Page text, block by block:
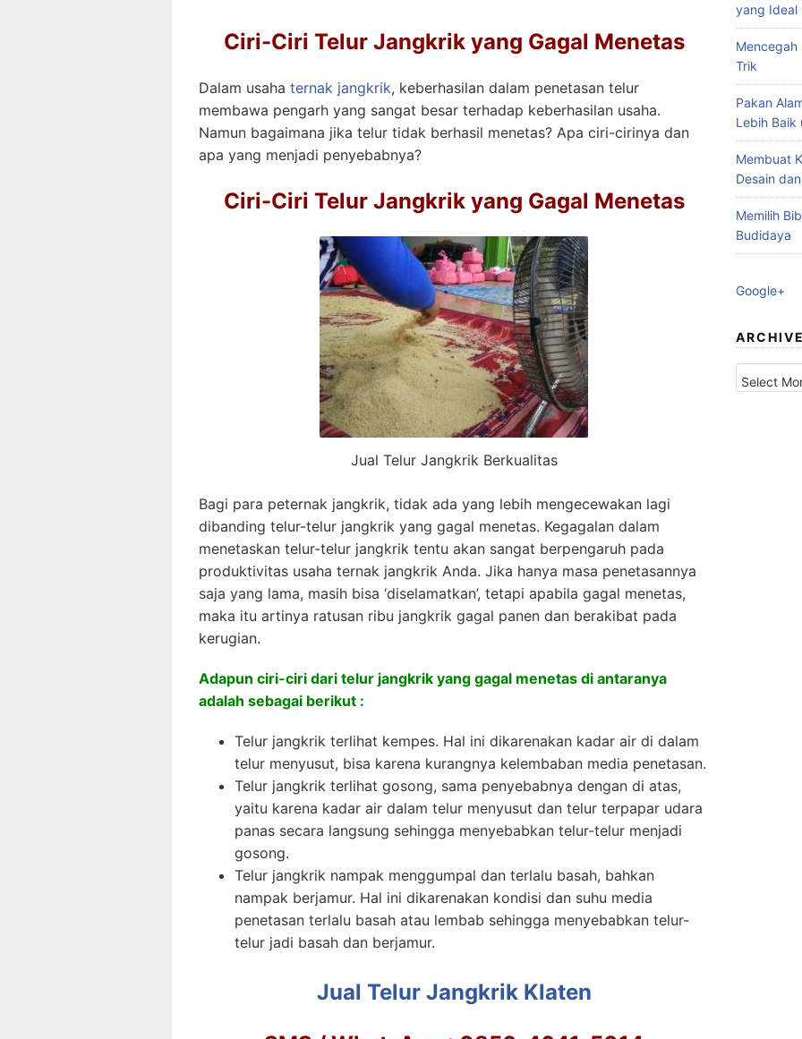
Ciri-Ciri Telur Jangkrik yang Gagal Menetas
Dalam usaha ternak jangkrik, keberhasilan dalam penetasan telur
membawa pengarh yang sangat besar terhadap keberhasilan usaha.
Namun bagaimana jika telur tidak berhasil menetas? Apa ciri-cirinya dan
apa yang menjadi penyebabnya?
Ciri-Ciri Telur Jangkrik yang Gagal Menetas
Jual Telur Jangkrik Berkualitas
Bagi para peternak jangkrik, tidak ada yang lebih mengecewakan lagi
dibanding telur-telur jangkrik yang gagal menetas. Kegagalan dalam
menetaskan telur-telur jangkrik tentu akan sangat berpengaruh pada
produktivitas usaha ternak jangkrik Anda. Jika hanya masa penetasannya
saja yang lama, masih bisa ‘diselamatkan’, tetapi apabila gagal menetas,
maka itu artinya ratusan ribu jangkrik gagal panen dan berakibat pada
kerugian.
Adapun ciri-ciri dari telur jangkrik yang gagal menetas di antaranya
adalah sebagai berikut :
Telur jangkrik terlihat kempes. Hal ini dikarenakan kadar air di dalam
telur menyusut, bisa karena kurangnya kelembaban media penetasan.
Telur jangkrik terlihat gosong, sama penyebabnya dengan di atas,
yaitu karena kadar air dalam telur menyusut dan telur terpapar udara
panas secara langsung sehingga menyebabkan telur-telur menjadi
gosong.
Telur jangkrik nampak menggumpal dan terlalu basah, bahkan
nampak berjamur. Hal ini dikarenakan kondisi dan suhu media
penetasan terlalu basah atau lembab sehingga menyebabkan telur-
telur jadi basah dan berjamur.
Jual Telur Jangkrik Klaten
yang Ideal
Trik
Pakan
Lebih Baik
Membuat
Desain
Memilih
Budidaya
Google+
Archives